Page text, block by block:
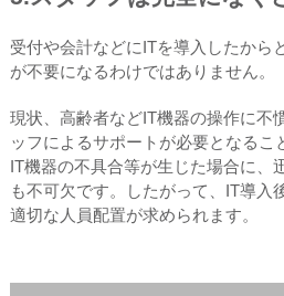
受付や会計などにITを導入したから
が不要になるわけではありません。
現状、高齢者などIT機器の操作に不
ッフによるサポートが必要となるこ
IT機器の不具合等が生じた場合に、
も不可欠です。したがって、IT導入
適切な人員配置が求められます。